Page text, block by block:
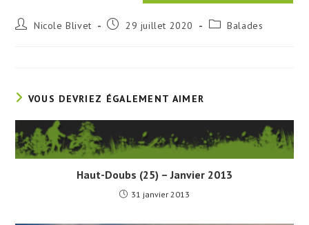
Auteur/autrice
Nicole Blivet
Publication
29 juillet 2020
PostBalades
VOUS DEVRIEZ ÉGALEMENT AIMER
Haut-Doubs (25) – Janvier 2013
31 janvier 2013